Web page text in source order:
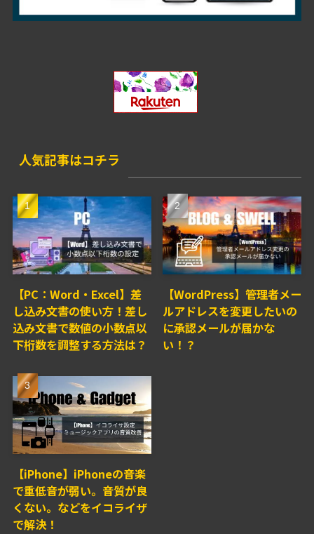
人気記事はコチラ
【PC：Word・Excel】差
し込み文書の使い方！差し
込み文書で数値の小数点以
下桁数を調整する方法は？
【WordPress】管理者メー
ルアドレスを変更したいの
に承認メールが届かな
い！？
【iPhone】iPhoneの音楽
で重低音が弱い。音質が良
くない。などをイコライザ
で解決！